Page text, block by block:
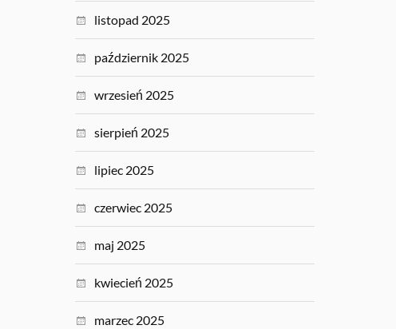
listopad 2025
październik 2025
wrzesień 2025
sierpień 2025
lipiec 2025
czerwiec 2025
maj 2025
kwiecień 2025
marzec 2025